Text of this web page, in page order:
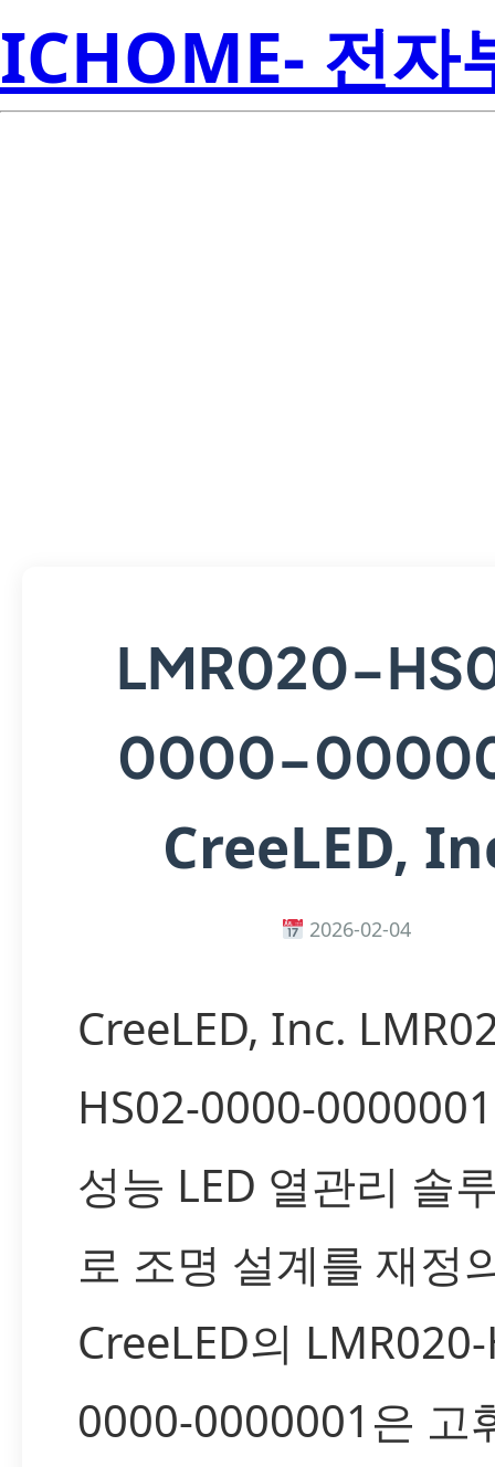
ICHOME- 전자
LMR020-
0000-
CreeLED,
2026-02-04
CreeLED, Inc.
HS02-0000-
성능 LED 열관리 솔
로 조명 설계를 재정
CreeLED의
0000-0000001은 고